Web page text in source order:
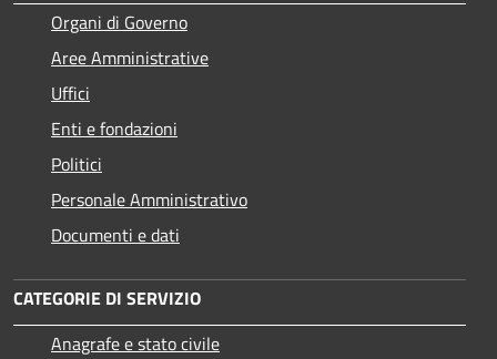
Organi di Governo
Aree Amministrative
Uffici
Enti e fondazioni
Politici
Personale Amministrativo
Documenti e dati
CATEGORIE DI SERVIZIO
Anagrafe e stato civile